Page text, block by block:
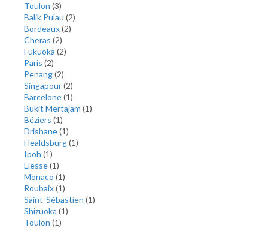
Toulon (3)
Balik Pulau (2)
Bordeaux(2)
Cheras (2)
Fukuoka (2)
Paris (2)
Penang(2)
Singapour(2)
Barcelone(1)
Bukit Mertajam (1)
Béziers (1)
Drishane(1)
Healdsburg(1)
Ipoh (1)
Liesse(1)
Monaco (1)
Roubaix(1)
Saint-Sébastien (1)
Shizuoka (1)
Toulon (1)